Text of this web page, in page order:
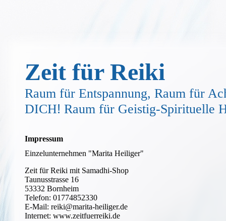
Zeit für Reiki
Raum für Entspannung, Raum für
DICH! Raum für Geistig-Spirituelle
Impressum
Einzelunternehmen "Marita Heiliger"
Zeit für Reiki mit Samadhi-Shop
Taunusstrasse 16
53332 Bornheim
Telefon: 01774852330
E-Mail: reiki@marita-heiliger.de
Internet: www.zeitfuerreiki.de